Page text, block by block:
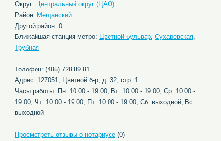
Округ: Центральный округ (ЦАО)
Район: Мещанский
Другой район: 0
Ближайшая станция метро: Цветной бульвар, Сухаревская,
Трубная
Телефон: (495) 729-89-91
Адрес: 127051, Цветной б-р, д. 32, стр. 1
Часы работы: Пн: 10:00 - 19:00; Вт: 10:00 - 19:00; Ср: 10:00 -
19:00; Чт: 10:00 - 19:00; Пт: 10:00 - 19:00; Сб: выходной; Вс:
выходной
Просмотреть отзывы о нотариусе (0)